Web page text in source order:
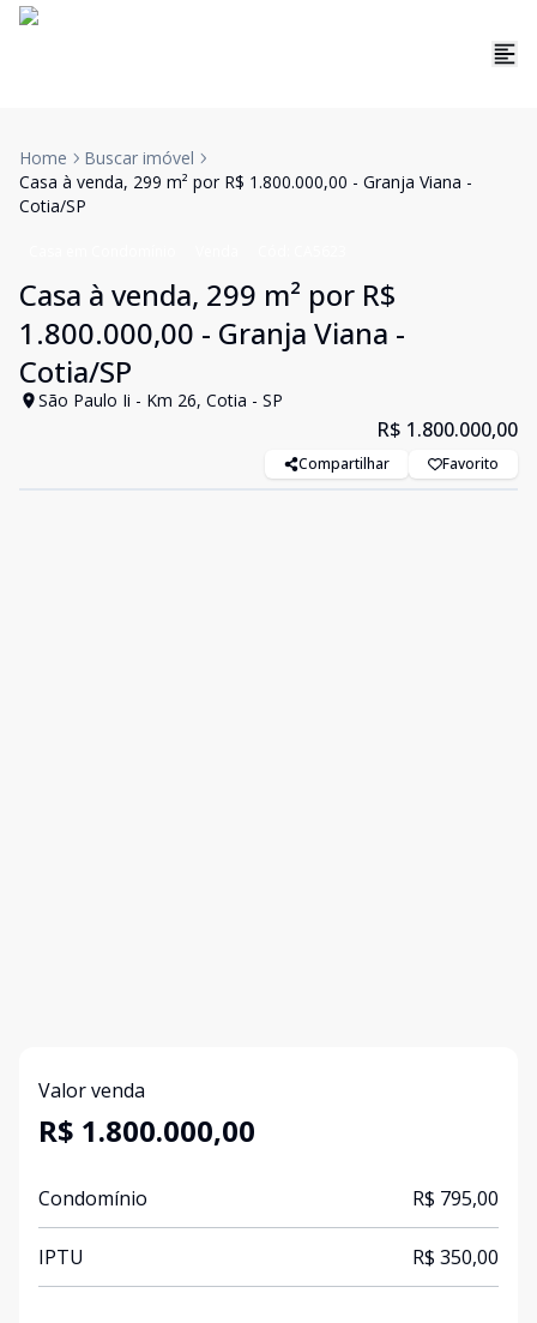
Home
Buscar imóvel
Casa à venda, 299 m² por R$ 1.800.000,00 - Granja Viana -
Cotia/SP
Casa à venda, 299 m² por R$
1.800.000,00 - Granja Viana -
Cotia/SP
São Paulo Ii - Km 26, Cotia - SP
R$ 1.800.000,00
Compartilhar Favorito
Valor venda
R$ 1.800.000,00
Condomínio R$ 795,00
IPTU R$ 350,00